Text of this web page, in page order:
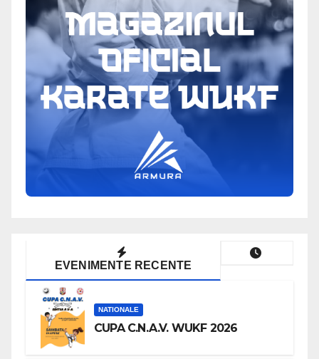
EVENIMENTE RECENTE
NATIONALE
CUPA C.N.A.V. WUKF 2026